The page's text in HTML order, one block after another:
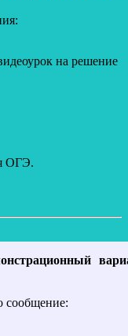
на решение
ОГЭ.
сообщение: